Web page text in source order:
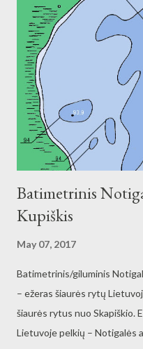
Batimetrinis
Kupiškis
May 07, 2017
Batimetrinis/giluminis
– ežeras šiaurės rytų
šiaurės rytus nuo Skapiškio.
Lietuvoje pelkių – Notigalės